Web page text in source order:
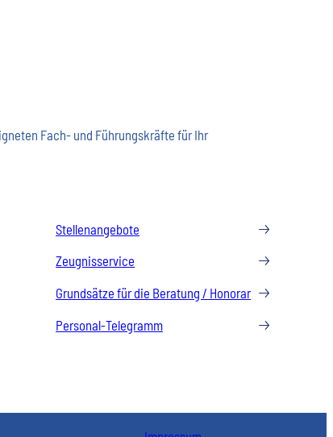
Fach- und Führungskräfte für Ihr
Stellenangebote
Zeugnisservice
Grundsätze für die Beratung / Honorar
Personal-Telegramm